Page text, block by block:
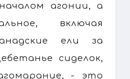
агонии, а
включая
ели за
сиделок,
- это